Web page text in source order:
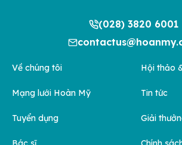
(028) 3820 6001
Về chúng tôi
Mạng lưới Hoàn Mỹ
Tuyển dụng
Hội thảo
Tin tức
Giải